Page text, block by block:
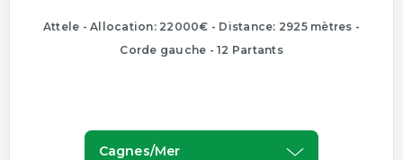
Attele - Allocation: 22000€ - Distance: 2925 mètres -
Corde gauche - 12 Partants
Cagnes/mer